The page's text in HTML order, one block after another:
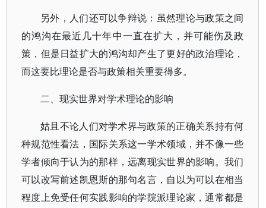
另外，人们还可以争辩说：虽然理论与政策之间
的鸿沟在最近几十年中一直在扩大，并可能伤及政
策，但是日益扩大的鸿沟却产生了更好的政治理论，
而这要比理论是否与政策相关重要得多。
二、现实世界对学术理论的影响
姑且不论人们对学术界与政策的正确关系持有何
种规范性看法，国际关系这一学术领域，并不像一些
学者倾向于认为的那样，远离现实世界的影响。我们
可以改写前述凯恩斯的那句名言，自以为可以在相当
程度上免受任何实践影响的学院派理论家，通常都是